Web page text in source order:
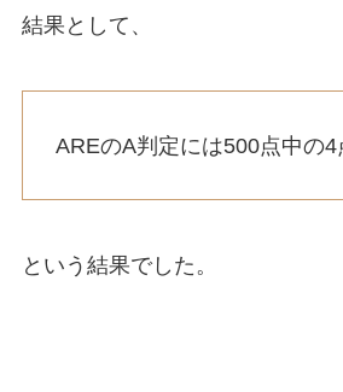
結果として、
AREのA判定には500点中の4
という結果でした。